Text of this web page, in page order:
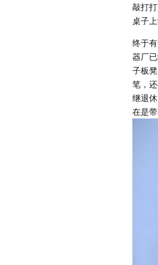
敲打
桌子
终于
器厂
子板
笔，
继退
在是带